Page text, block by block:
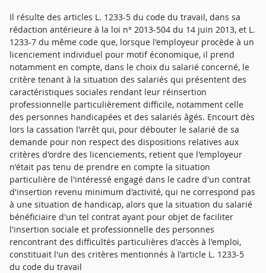
Il résulte des articles L. 1233-5 du code du travail, dans sa
rédaction antérieure à la loi n° 2013-504 du 14 juin 2013, et L.
1233-7 du même code que, lorsque l'employeur procède à un
licenciement individuel pour motif économique, il prend
notamment en compte, dans le choix du salarié concerné, le
critère tenant à la situation des salariés qui présentent des
caractéristiques sociales rendant leur réinsertion
professionnelle particulièrement difficile, notamment celle
des personnes handicapées et des salariés âgés. Encourt dès
lors la cassation l'arrêt qui, pour débouter le salarié de sa
demande pour non respect des dispositions relatives aux
critères d'ordre des licenciements, retient que l'employeur
n'était pas tenu de prendre en compte la situation
particulière de l'intéressé engagé dans le cadre d'un contrat
d'insertion revenu minimum d'activité, qui ne correspond pas
à une situation de handicap, alors que la situation du salarié
bénéficiaire d'un tel contrat ayant pour objet de faciliter
l'insertion sociale et professionnelle des personnes
rencontrant des difficultés particulières d'accès à l'emploi,
constituait l'un des critères mentionnés à l'article L. 1233-5
du code du travail